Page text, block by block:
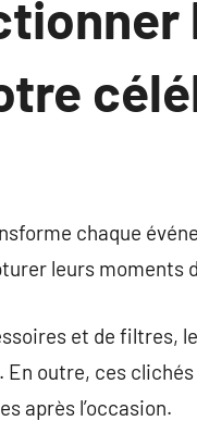
chaque
leurs moments
et de filtres,
outre, ces
après l’occasion.